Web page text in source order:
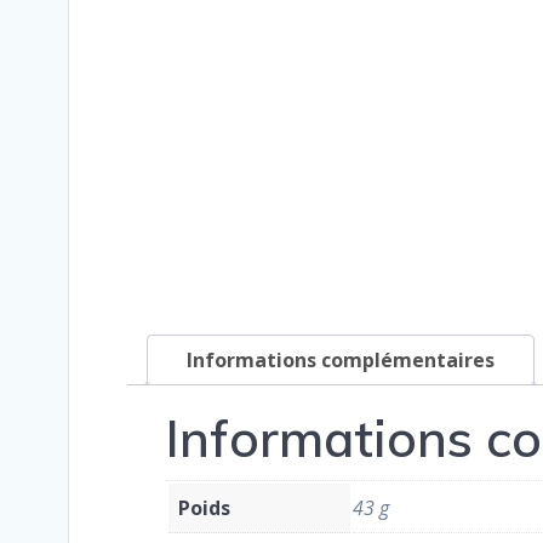
Informations complémentaires
Informations
Poids 43 g